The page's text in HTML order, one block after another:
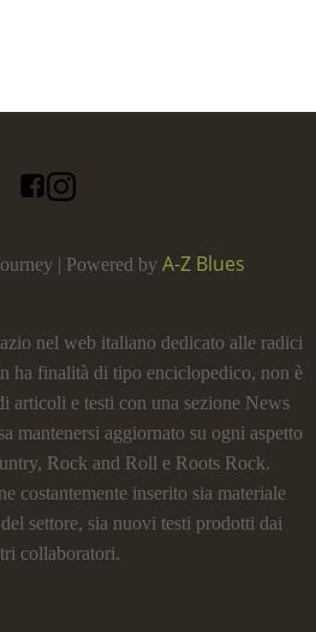
| Powered by A-Z Blues
nel web italiano dedicato alle radici
ha finalità di tipo enciclopedico, non è
articoli e testi con una sezione News
mantenersi aggiornato su ogni aspetto
Rock and Roll e Roots Rock.
costantemente inserito sia materiale
settore, sia nuovi testi prodotti dai
collaboratori.